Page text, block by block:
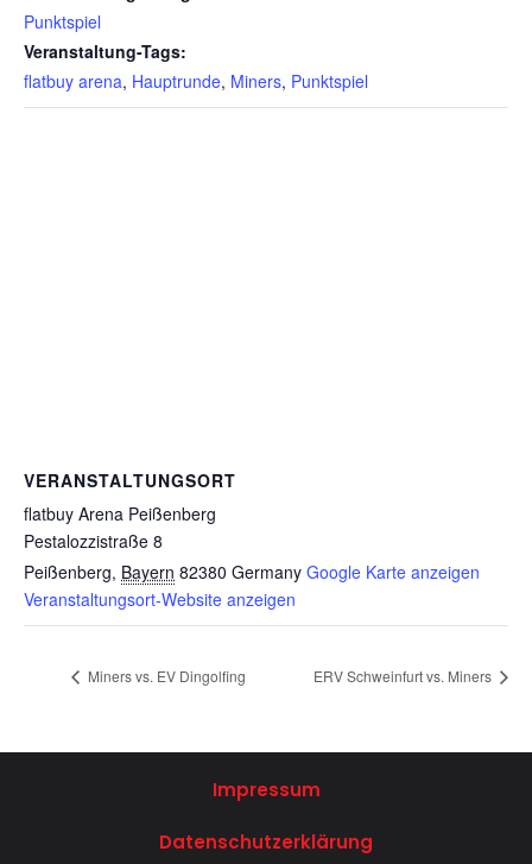
Punktspiel
Veranstaltung-Tags:
flatbuy arena, Hauptrunde, Miners, Punktspiel
VERANSTALTUNGSORT
flatbuy Arena Peißenberg
Pestalozzistraße 8
Peißenberg, Bayern 82380 Germany Google Karte anzeigen
Veranstaltungsort-Website anzeigen
Miners vs. EV Dingolfing ERV Schweinfurt vs. Miners
Impressum
Datenschutzerklärung